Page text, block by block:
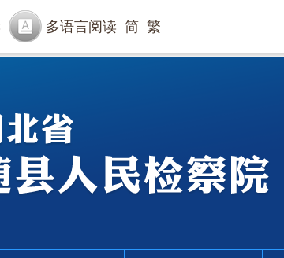
多语言阅读 简 繁